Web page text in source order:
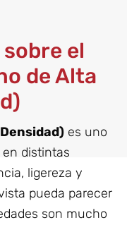
el
de Alta
es uno
distintas
ligereza y
pueda parecer
son mucho